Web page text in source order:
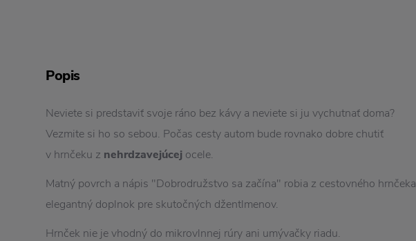
Popis
Neviete si predstaviť svoje ráno bez kávy a neviete si ju vychutnať doma?
Vezmite si ho so sebou. Počas cesty autom bude rovnako dobre chutiť
v hrnčeku z nehrdzavejúcej ocele.
Matný povrch a nápis "Dobrodružstvo sa začína" robia z cestovného hrnčeka
elegantný doplnok pre skutočných džentlmenov.
Hrnček nie je vhodný do mikrovlnnej rúry ani umývačky riadu.